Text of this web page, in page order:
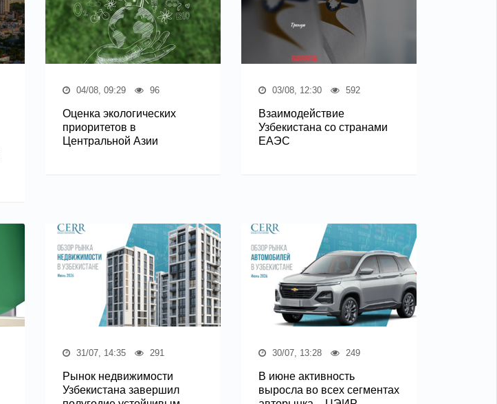
04/08, 09:29 96
Оценка экологических
приоритетов в
Центральной Азии
03/08, 12:30 592
Взаимодействие
Узбекистана со странами
ЕАЭС
31/07, 14:35 291
Рынок недвижимости
Узбекистана завершил
30/07, 13:28 249
В июне активность
выросла во всех сегментах